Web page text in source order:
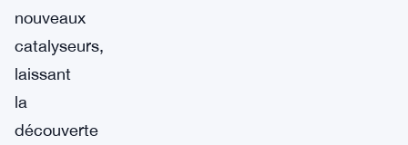
nouveaux
catalyseurs,
laissant
la
découverte